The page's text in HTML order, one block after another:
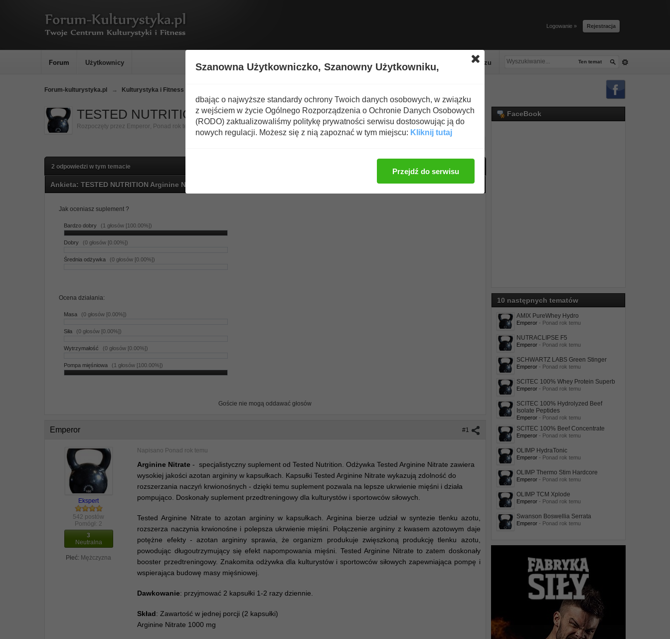
Logowanie » Rejestracja
Ten temat
Spalacze tłuszczu
Wyświetl nową zawartość
Forum Użytkownicy
Forum-kulturystyka.pl → Kulturystyka i Fitness
TESTED NUTRITION Arginine Nitrate
Rozpoczęty przez Emperor, Ponad rok temu
2 odpowiedzi w tym temacie
Ankieta: TESTED NUTRITION Arginine Nitrate opinie o azotanie argininy (1 użytkowników oddało głos)
Jak oceniasz suplement ?
Bardzo dobry (1 głosów [100.00%])
Dobry (0 głosów [0.00%])
Średnia odżywka (0 głosów [0.00%])
Ocena działania:
Masa (0 głosów [0.00%])
Siła (0 głosów [0.00%])
Wytrzymałość (0 głosów [0.00%])
Pompa mięśniowa (1 głosów [100.00%])
Goście nie mogą oddawać głosów
#1
Emperor
Ekspert
542 postów
Pomógł: 2
3
Neutralna
Płeć: Mężczyzna
Napisano Ponad rok temu
Arginine Nitrate - specjalistyczny suplement od Tested Nutrition. Odżywka Tested Arginine Nitrate zawiera
wysokiej jakości azotan argininy w kapsułkach. Kapsułki Tested Arginine Nitrate wykazują zdolność do
rozszerzania naczyń krwionośnych - dzięki temu suplement pozwala na lepsze ukrwienie mięśni i działa
pompująco. Doskonały suplement przedtreningowy dla kulturystów i sportowców siłowych.
Tested Arginine Nitrate to azotan argininy w kapsułkach. Arginina bierze udział w syntezie tlenku azotu,
rozszerza naczynia krwionośne i polepsza ukrwienie mięśni. Połączenie argininy z kwasem azotowym daje
potężne efekty - azotan argininy sprawia, że organizm produkuje zwięszkoną produkcję tlenku azotu,
powodując długoutrzymujący się efekt napompowania mięśni. Tested Arginine Nitrate to zatem doskonały
booster przedtreningowy. Znakomita odżywka dla kulturystów i sportowców siłowych zapewniająca pompę i
wspierająca budowę masy mięśniowej.
Dawkowanie: przyjmować 2 kapsułki 1-2 razy dziennie.
Skład: Zawartość w jednej porcji (2 kapsułki)
Arginine Nitrate 1000 mg
FaceBook
10 następnych tematów
AMIX PureWhey Hydro
Emperor- Ponad rok temu
NUTRACLIPSE F5
Emperor- Ponad rok temu
SCHWARTZ LABS Green Stinger
Emperor- Ponad rok temu
SCITEC 100% Whey Protein Superb
Emperor- Ponad rok temu
SCITEC 100% Hydrolyzed Beef
Isolate Peptides
Emperor- Ponad rok temu
SCITEC 100% Beef Concentrate
Emperor- Ponad rok temu
OLIMP HydraTonic
Emperor- Ponad rok temu
OLIMP Thermo Stim Hardcore
Emperor- Ponad rok temu
OLIMP TCM Xplode
Emperor- Ponad rok temu
Swanson Boswellia Serrata
Emperor- Ponad rok temu
Szanowna Użytkowniczko, Szanowny Użytkowniku,
dbając o najwyższe standardy ochrony Twoich danych osobowych, w związku
z wejściem w życie Ogólnego Rozporządzenia o Ochronie Danych Osobowych
(RODO) zaktualizowaliśmy politykę prywatności serwisu dostosowując ją do
nowych regulacji. Możesz się z nią zapoznać w tym miejscu: Kliknij tutaj
Przejdź do serwisu